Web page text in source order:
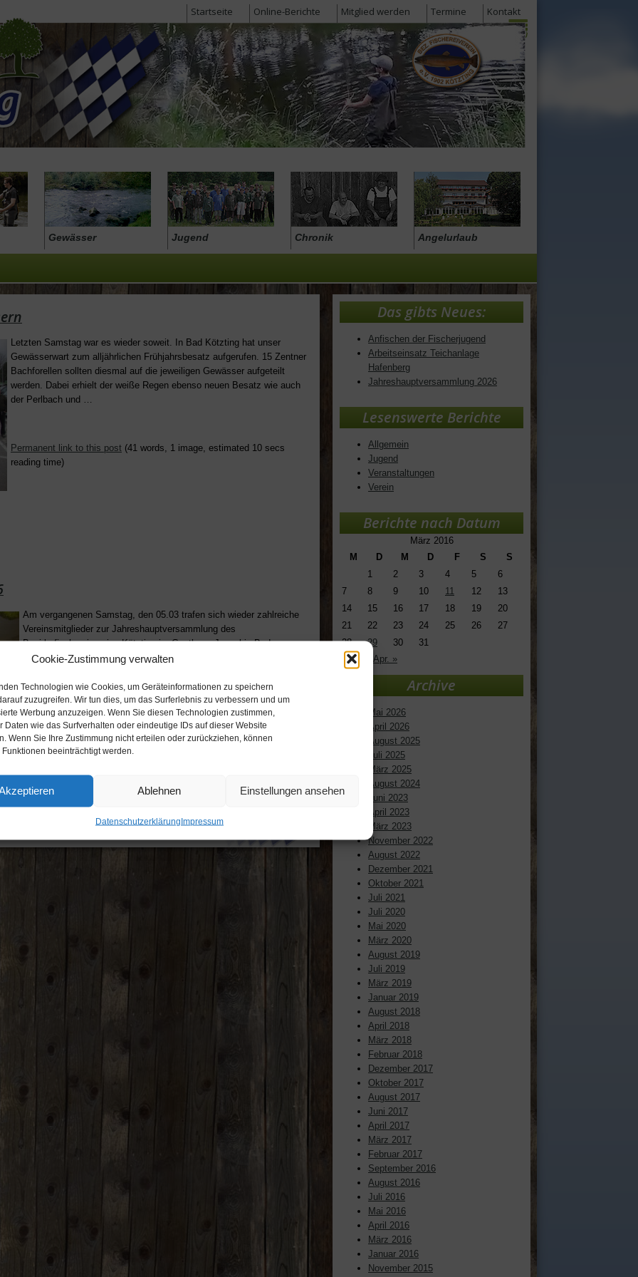
Cookie-Zustimmung verwalten
Technologien wie Cookies, um Geräteinformationen zu speichern
zuzugreifen. Wir tun dies, um das Surferlebnis zu verbessern und um
Werbung anzuzeigen. Wenn Sie diesen Technologien zustimmen,
Daten wie das Surfverhalten oder eindeutige IDs auf dieser Website
Wenn Sie Ihre Zustimmung nicht erteilen oder zurückziehen, können
beeinträchtigt werden.
Ablehnen Einstellungen ansehen
DatenschutzerklärungImpressum
Startseite Online-Berichte Mitglied werden Termine Kontakt
Gewässer Jugend Chronik Angelurlaub
Letzten Samstag war es wieder soweit. In Bad Kötzting hat unser
Gewässerwart zum alljährlichen Frühjahrsbesatz aufgerufen. 15 Zentner
Bachforellen sollten diesmal auf die jeweiligen Gewässer aufgeteilt
werden. Dabei erhielt der weiße Regen ebenso neuen Besatz wie auch
der Perlbach und …
Permanent link to this post (41 words, 1 image, estimated 10 secs
reading time)
Am vergangenen Samstag, den 05.03 trafen sich wieder zahlreiche
Vereinsmitglieder zur Jahreshauptversammlung des
Bezirksfischereivereins Kötzting im Gasthaus Januel in Bad
Kötzting. Unter den anwesenden Mitgliedern waren unter anderem
Koppitz. Auch der langjährige …
Permanent link to this post(41 words, 1 image, estimated 10 secs
reading time)
Das gibts Neues:
Anfischen der Fischerjugend
Arbeitseinsatz Teichanlage
Hafenberg
Jahreshauptversammlung 2026
Lesenswerte Berichte
Allgemein
Jugend
Veranstaltungen
Verein
Berichte nach Datum
März 2016
M
D M D F S
S
1
2 3 4 5
6
7
8 9 10 11 12
13
14
15 16 17 18 19
20
21
22 23 24 25 26
27
28
29 30
31
« Jan.
Apr. »
Archive
Mai 2026
April 2026
August 2025
Juli 2025
März 2025
August 2024
Juni 2023
April 2023
März 2023
November 2022
August 2022
Dezember 2021
Oktober 2021
Juli 2021
Juli 2020
Mai 2020
März 2020
August 2019
Juli 2019
März 2019
Januar 2019
August 2018
April 2018
März 2018
Februar 2018
Dezember 2017
Oktober 2017
August 2017
Juni 2017
April 2017
März 2017
Februar 2017
September 2016
August 2016
Juli 2016
Mai 2016
April 2016
März 2016
Januar 2016
November 2015